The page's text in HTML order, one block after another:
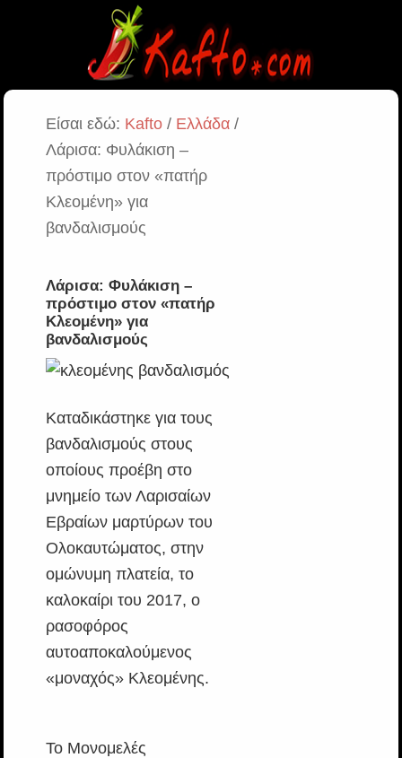
Είσαι εδώ: Kafto/ Ελλάδα/
Λάρισα: Φυλάκιση –
πρόστιμο στον «πατήρ
Κλεομένη» για
βανδαλισμούς
Λάρισα: Φυλάκιση –
πρόστιμο στον «πατήρ
Κλεομένη» για
βανδαλισμούς
Καταδικάστηκε για τους
βανδαλισμούς στους
οποίους προέβη στο
μνημείο των Λαρισαίων
Εβραίων μαρτύρων του
Ολοκαυτώματος, στην
ομώνυμη πλατεία, το
καλοκαίρι του 2017, ο
ρασοφόρος
αυτοαποκαλούμενος
«μοναχός» Κλεομένης.
Το Μονομελές